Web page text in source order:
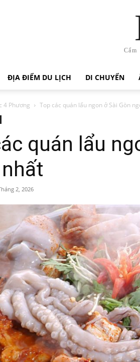
ĐỊA ĐIỂM DU LỊCH DI CHUYỂN
4 Phương Top các quán lẩu ngon ở Sài Gòn
quán lẩu
2, 2026